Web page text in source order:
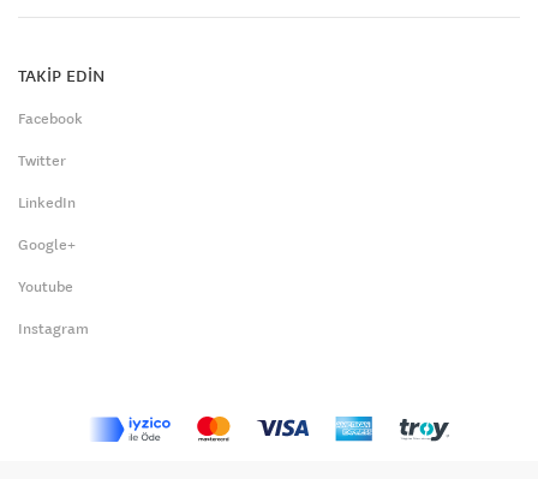
TAKİP EDİN
Facebook
Twitter
LinkedIn
Google+
Youtube
Instagram